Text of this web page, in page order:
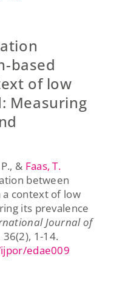
based
of low
Measuring
& Faas, T.
between
a context of low
its prevalence
Journal of
36(2), 1-14.
edae009